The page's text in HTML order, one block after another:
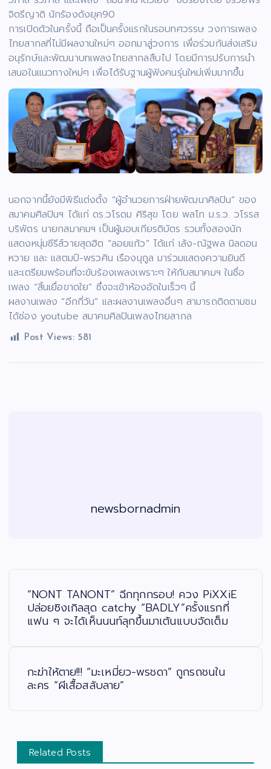
จิตรีญาติ นักร้องดังยุค90
การเปิดตัวในครั้งนี้ ถือเป็นครั้งแรกในรอบทศวรรษ วงการเพลง
ไทยสากลที่ไม่มีผลงานใหม่ๆ ออกมาสู่วงการ เพื่อร่วมกันส่งเสริม
อนุรักษ์และพัฒนาบทเพลงไทยสากลสืบไป โดยมีการปรับการนำ
เสนอในแนวทางใหม่ๆ เพื่อได้รับฐานผู้ฟังคนรุ่นใหม่เพิ่มมากขึ้น
นอกจากนี้ยังมีพิธีแต่งตั้ง “ผู้อำนวยการฝ่ายพัฒนาศิลปิน“ ของ
สมาคมศิลปินฯ ได้แก่ ดร.วโรดม ศิริสุข โดย พลโท ม.ร.ว. วโรรส
บริพัตร นายกสมาคมฯ เป็นผู้มอบเกียรติบัตร รวมทั้งสองนัก
แสดงหนุ่มซีรีส์วายสุดฮิต “ลอยแก้ว” ได้แก่ เล้ง-ณัฐพล นิลดอน
หวาย และ แสตมป์-พรวศิน เรืองนุกูล มาร่วมแสดงความยินดี
และเตรียมพร้อมที่จะขับร้องเพลงเพราะๆ ให้กับสมาคมฯ ในชื่อ
เพลง “สิ้นเยื่อขาดใย” ซึ่งจะเข้าห้องอัดในเร็วๆ นี้
ผลงานเพลง “อีกกี่วัน” และผลงานเพลงอื่นๆ สามารถติดตามชม
ได้ช่อง youtube สมาคมศิลปินเพลงไทยสากล
Post Views: 581
newsbornadmin
“NONT TANONT” ฉีกทุกกรอบ! ควง PiXXiE
ปล่อยซิงเกิลสุด catchy “BADLY”ครั้งแรกที่
แฟน ๆ จะได้เห็นนนท์ลุกขึ้นมาเต้นแบบจัดเต็ม
กะฆ่าให้ตาย!!! “มะเหมี่ยว-พรชดา” ถูกรถชนใน
ละคร “ผีเสื้อสลับลาย”
Related Posts